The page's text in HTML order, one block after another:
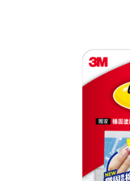
２．訂單成立數日內，您將收
３．收到繳費通知簡訊後14天
ATM／網路銀行／等多元方式
※ 請注意：結帳手續完成當下
購買商品的店家。未經商家同
※ 交易是否成功請以「
是否繳費成功／繳費後需取消
https://
每筆NT$60，滿NT$599(
每筆NT$60，滿NT$599(
每筆NT$60，滿NT$599(含